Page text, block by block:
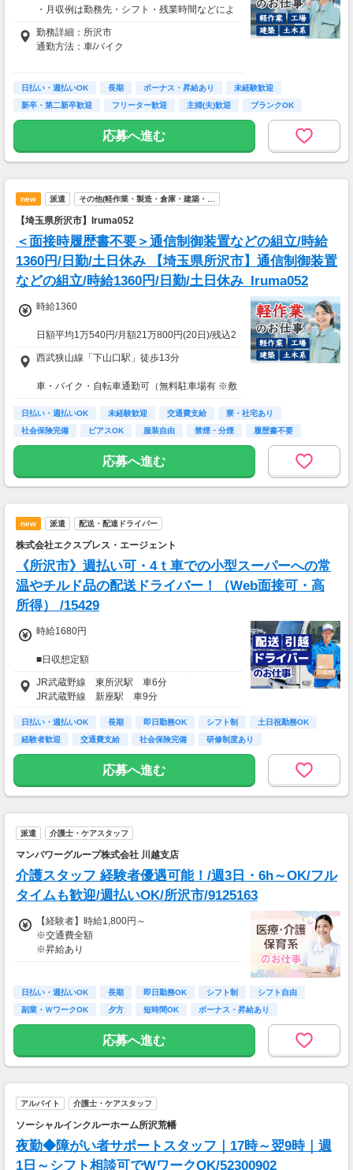
・月収例は勤務先・シフト・残業時間などによ
り変動します
・各種手当あり（残業手当、休出手当、深夜勤
務がある場合は深夜手当 など）
■日払い制度（新制度）※規定あり
・最短5分で働いた分の給与を口座受取可能
・スマホからカンタン申請
・1,000円単位で利用可能
■交通費 上限30,000円まで支給 ※会社規定有
り
勤務詳細：所沢市
通勤方法：車/バイク
※構内の（無料）駐車場利用OK
※募集の勤務地は面接地の一例です。
ご希望の地域や条件などを伺いながらあなた
に合ったお仕事をご紹介します！
日払い・週払いOK 長期 ボーナス・昇給あり
未経験歓迎
新卒・第二新卒歓迎
フリーター歓迎 主婦(夫)歓迎
ブランクOK
学歴不問
応募へ進む
new 派遣 その他(軽作業・製造・倉庫・建築・…
【埼玉県所沢市】Iruma052
＜面接時履歴書不要＞通信制御装置などの組立/時給
1360円/日勤/土日休み 【埼玉県所沢市】通信制御装置
などの組立/時給1360円/日勤/土日休み_Iruma052
時給1360
日額平均1万540円/月額21万800円(20日)/残込2
3万6300円
※18歳以上
の方は卒業後に派遣登録が可能です。）
西武狭山線「下山口駅」徒歩13分
車・バイク・自転車通勤可（無料駐車場有 ※敷
地内徒歩1分)
日払い・週払いOK 未経験歓迎 交通費支給
寮・社宅あり
社会保険完備
ピアスOK 服装自由 禁煙・分煙 履歴書不要
応募へ進む
new 派遣 配送・配達ドライバー
株式会社エクスプレス・エージェント
《所沢市》週払い可・4ｔ車での小型スーパーへの常
温やチルド品の配送ドライバー！（Web面接可・高
所得） /15429
時給1680円
■日収想定額
20,100円～21,200円
■月収想定額
423,000円～466,000円
※日収額・月収額の最大値は残業・割増等を含
※交通費は別途実費分支給！（規定あり）
※上記月収額は月間21日～22日出勤した場合の
■その他補足
勤務をした場合の見込み額となります。
■研修期間について
※研修期間（20日程）は、時給1,580円（日収1
8,900円～）となります。
JR武蔵野線 東所沢駅 車6分
JR武蔵野線 新座駅 車9分
日払い・週払いOK 長期 即日勤務OK シフト制
土日祝勤務OK
経験者歓迎
交通費支給 社会保険完備 研修制度あり
応募へ進む
派遣 介護士・ケアスタッフ
マンパワーグループ株式会社 川越支店
介護スタッフ 経験者優遇可能！/週3日・6h～OK/フル
タイムも歓迎/週払いOK/所沢市/9125163
【経験者】時給1,800円～
※交通費全額
※昇給あり
◎日勤／経験者の場合
・日収(1,800*8)円（時給1,800円×8h）
※資格手当あり（時給50円～UP/資格の種類に
よって異なる）
支払方法：週払い
※週払いOK（規定あり）
日払い・週払いOK 長期 即日勤務OK シフト制
シフト自由
副業・ＷワークOK
夕方 短時間OK ボーナス・昇給あり
応募へ進む
アルバイト 介護士・ケアスタッフ
ソーシャルインクルーホーム所沢荒幡
夜勤◆障がい者サポートスタッフ｜17時～翌9時｜週
1日～シフト相談可でWワークOK/52300902